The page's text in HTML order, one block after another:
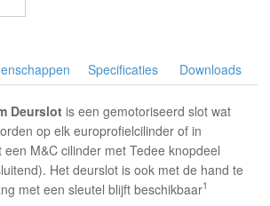
Specificaties Downloads
Deurslot is een gemotoriseerd slot wat
op elk europrofielcilinder of in
M&C cilinder met Tedee knopdeel
Het deurslot is ook met de hand te
met een sleutel blijft beschikbaar1